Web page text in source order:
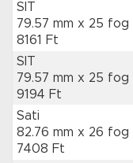
SIT
79.57 mm x 25 fog
8161 Ft
SIT
79.57 mm x 25 fog
9194 Ft
Sati
82.76 mm x 26 fog
7408 Ft